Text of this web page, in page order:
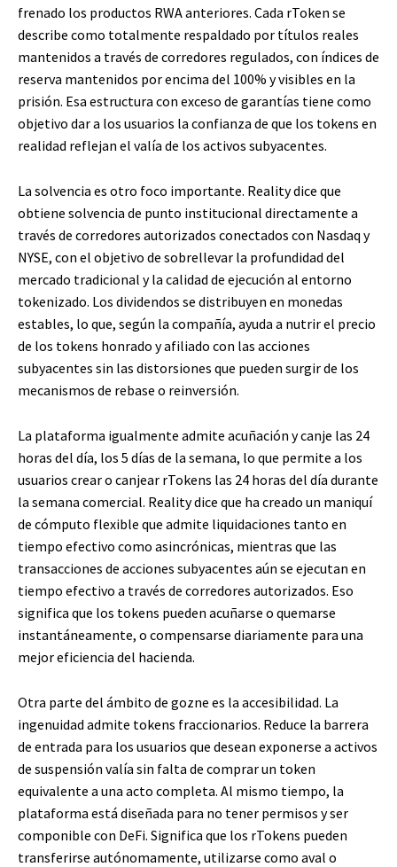
frenado los productos RWA anteriores. Cada rToken se
describe como totalmente respaldado por títulos reales
mantenidos a través de corredores regulados, con índices de
reserva mantenidos por encima del 100% y visibles en la
prisión. Esa estructura con exceso de garantías tiene como
objetivo dar a los usuarios la confianza de que los tokens en
realidad reflejan el valía de los activos subyacentes.
La solvencia es otro foco importante. Reality dice que
obtiene solvencia de punto institucional directamente a
través de corredores autorizados conectados con Nasdaq y
NYSE, con el objetivo de sobrellevar la profundidad del
mercado tradicional y la calidad de ejecución al entorno
tokenizado. Los dividendos se distribuyen en monedas
estables, lo que, según la compañía, ayuda a nutrir el precio
de los tokens honrado y afiliado con las acciones
subyacentes sin las distorsiones que pueden surgir de los
mecanismos de rebase o reinversión.
La plataforma igualmente admite acuñación y canje las 24
horas del día, los 5 días de la semana, lo que permite a los
usuarios crear o canjear rTokens las 24 horas del día durante
la semana comercial. Reality dice que ha creado un maniquí
de cómputo flexible que admite liquidaciones tanto en
tiempo efectivo como asincrónicas, mientras que las
transacciones de acciones subyacentes aún se ejecutan en
tiempo efectivo a través de corredores autorizados. Eso
significa que los tokens pueden acuñarse o quemarse
instantáneamente, o compensarse diariamente para una
mejor eficiencia del hacienda.
Otra parte del ámbito de gozne es la accesibilidad. La
ingenuidad admite tokens fraccionarios. Reduce la barrera
de entrada para los usuarios que desean exponerse a activos
de suspensión valía sin falta de comprar un token
equivalente a una acto completa. Al mismo tiempo, la
plataforma está diseñada para no tener permisos y ser
componible con DeFi. Significa que los rTokens pueden
transferirse autónomamente, utilizarse como aval o